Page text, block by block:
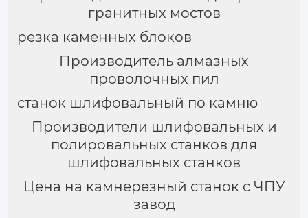
гранитных мостов
резка каменных блоков
Производитель алмазных
проволочных пил
станок шлифовальный по камню
Производители шлифовальных и
полировальных станков для
шлифовальных станков
Цена на камнерезный станок с ЧПУ
завод